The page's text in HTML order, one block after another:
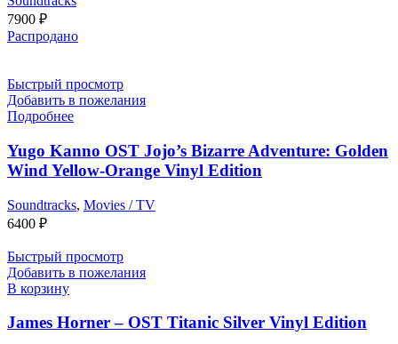
7900 ₽
Распродано
Быстрый просмотр
Добавить в пожелания
Подробнее
Yugo Kanno OST Jojo’s Bizarre Adventure: Golden
Wind Yellow-Orange Vinyl Edition
Soundtracks, Movies / TV
6400 ₽
Быстрый просмотр
Добавить в пожелания
В корзину
James Horner – OST Titanic Silver Vinyl Edition